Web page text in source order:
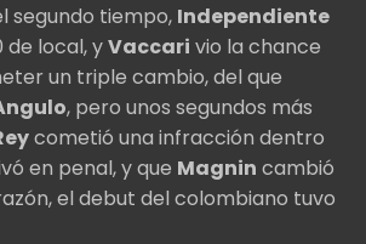
segundo tiempo, Independiente
de local, yVaccari vio la chance
un triple cambio, del que
, pero unos segundos más
cometió una infracción dentro
en penal, y que Magnin cambió
el debut del colombiano tuvo